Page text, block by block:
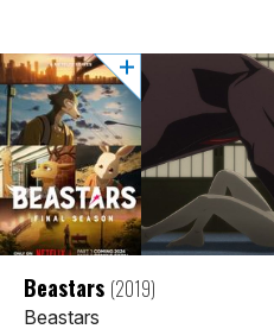
Beastars (2019)
Beastars